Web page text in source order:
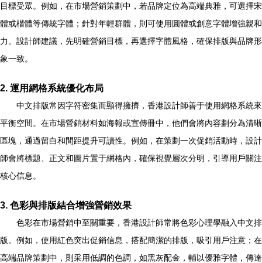
目標受眾。例如，在市場營銷策劃中，若品牌定位為高端典雅，可選擇宋
體或楷體等傳統字體；針對年輕群體，則可使用圓體或創意字體增強親和
力。設計師建議，先明確營銷目標，再選擇字體風格，確保排版與品牌形
象一致。
2. 運用網格系統優化布局
中文排版常因字符密集而顯得擁擠，香港設計師善于使用網格系統來
平衡空間。在市場營銷材料如海報或宣傳冊中，他們會將內容劃分為清晰
區塊，通過留白和間距提升可讀性。例如，在策劃一次促銷活動時，設計
師會將標題、正文和圖片置于網格內，確保視覺層次分明，引導用戶關注
核心信息。
3. 色彩與排版結合增強營銷效果
色彩在市場營銷中至關重要，香港設計師常將色彩心理學融入中文排
版。例如，使用紅色突出促銷信息，搭配簡潔的排版，吸引用戶注意；在
高端品牌策劃中，則采用低調的色調，如黑灰配金，輔以優雅字體，傳達